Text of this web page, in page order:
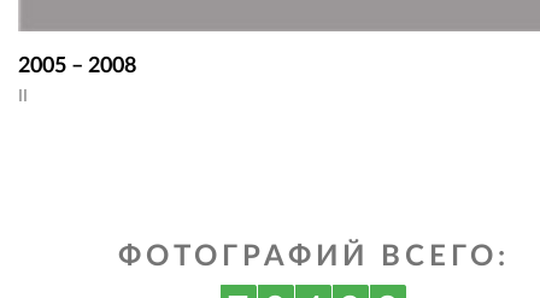
2005 – 2008
ФОТОГРАФИЙ ВСЕГО: